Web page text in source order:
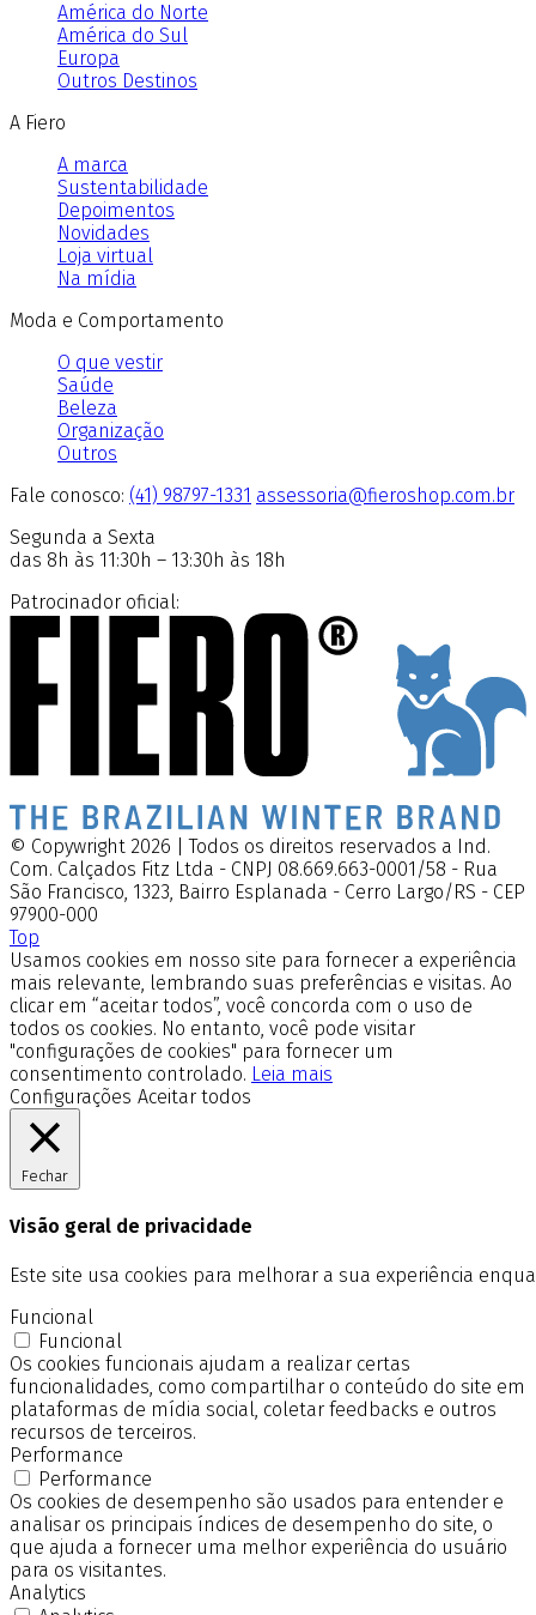
América do Norte
América do Sul
Europa
Outros Destinos
A Fiero
A marca
Sustentabilidade
Depoimentos
Novidades
Loja virtual
Na mídia
Moda e Comportamento
O que vestir
Saúde
Beleza
Organização
Outros
Fale conosco: (41) 98797-1331 assessoria@fieroshop.com.br
Segunda a Sexta
das 8h às 11:30h – 13:30h às 18h
Patrocinador oficial:
© Copywright 2026 | Todos os direitos reservados a Ind.
Com. Calçados Fitz Ltda - CNPJ 08.669.663-0001/58 - Rua
São Francisco, 1323, Bairro Esplanada - Cerro Largo/RS - CEP
97900-000
Top
Usamos cookies em nosso site para fornecer a experiência
mais relevante, lembrando suas preferências e visitas. Ao
clicar em “aceitar todos”, você concorda com o uso de
todos os cookies. No entanto, você pode visitar
"configurações de cookies" para fornecer um
consentimento controlado. Leia mais
Configurações Aceitar todos
Fechar
Visão geral de privacidade
Este site usa cookies para melhorar a sua experiência
Funcional
Funcional
Os cookies funcionais ajudam a realizar certas
funcionalidades, como compartilhar o conteúdo do site em
plataformas de mídia social, coletar feedbacks e outros
recursos de terceiros.
Performance
Performance
Os cookies de desempenho são usados para entender e
analisar os principais índices de desempenho do site, o
que ajuda a fornecer uma melhor experiência do usuário
para os visitantes.
Analytics